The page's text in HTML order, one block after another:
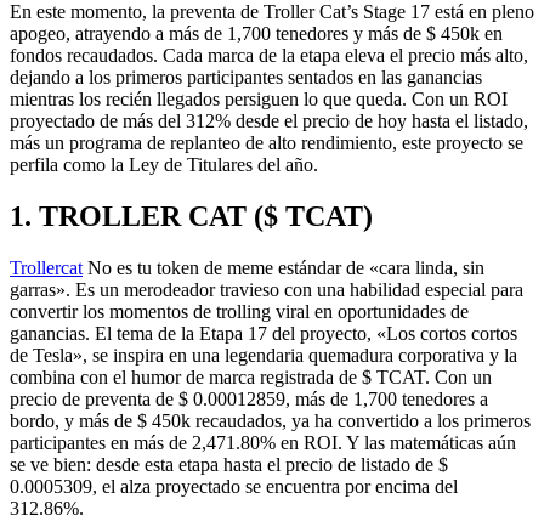
En este momento, la preventa de Troller Cat’s Stage 17 está en pleno
apogeo, atrayendo a más de 1,700 tenedores y más de $ 450k en
fondos recaudados. Cada marca de la etapa eleva el precio más alto,
dejando a los primeros participantes sentados en las ganancias
mientras los recién llegados persiguen lo que queda. Con un ROI
proyectado de más del 312% desde el precio de hoy hasta el listado,
más un programa de replanteo de alto rendimiento, este proyecto se
perfila como la Ley de Titulares del año.
1. TROLLER CAT ($ TCAT)
Trollercat No es tu token de meme estándar de «cara linda, sin
garras». Es un merodeador travieso con una habilidad especial para
convertir los momentos de trolling viral en oportunidades de
ganancias. El tema de la Etapa 17 del proyecto, «Los cortos cortos
de Tesla», se inspira en una legendaria quemadura corporativa y la
combina con el humor de marca registrada de $ TCAT. Con un
precio de preventa de $ 0.00012859, más de 1,700 tenedores a
bordo, y más de $ 450k recaudados, ya ha convertido a los primeros
participantes en más de 2,471.80% en ROI. Y las matemáticas aún
se ve bien: desde esta etapa hasta el precio de listado de $
0.0005309, el alza proyectado se encuentra por encima del
312.86%.